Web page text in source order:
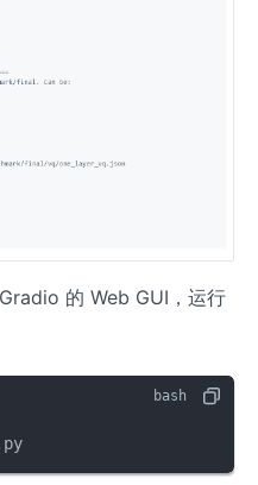
的 Web GUI，运行